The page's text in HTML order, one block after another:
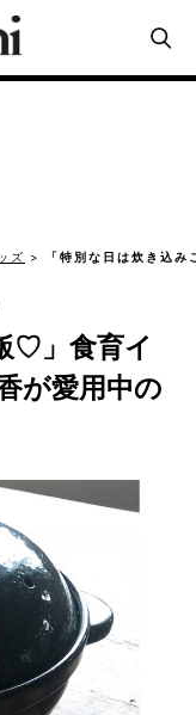
ズ 「特別な日は炊き込
♡」食育イ
が愛用中の